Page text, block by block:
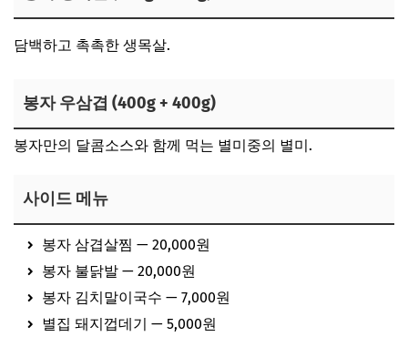
담백하고 촉촉한 생목살.
봉자 우삼겹 (400g + 400g)
봉자만의 달콤소스와 함께 먹는 별미중의 별미.
사이드 메뉴
봉자 삼겹살찜 — 20,000원
봉자 불닭발 — 20,000원
봉자 김치말이국수 — 7,000원
별집 돼지껍데기 — 5,000원